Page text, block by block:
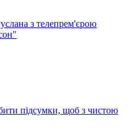
з телепрем'єрою
підсумки, щоб з чистою